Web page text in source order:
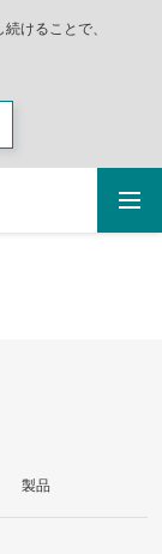
けることで、
製品